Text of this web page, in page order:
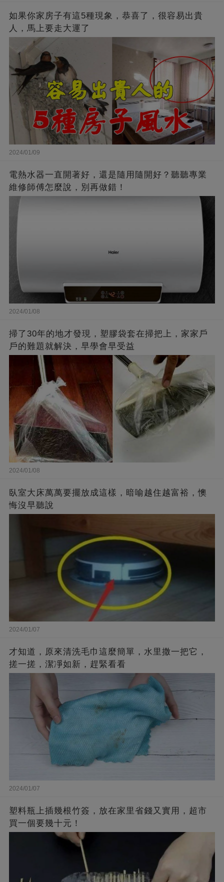
如果你家房子有這5種現象，恭喜了，很容易出貴
人，馬上要走大運了
2024/01/09
電熱水器一直開著好，還是隨用隨開好？聽聽專業
維修師傅怎麼說，別再做錯！
2024/01/08
掃了30年的地才發現，塑膠袋套在掃把上，家家戶
戶的難題就解決，早學會早受益
2024/01/08
臥室大床萬萬要擺放成這樣，暗喻越住越富裕，懊
悔沒早聽說
2024/01/07
才知道，原來清洗毛巾這麼簡單，水里撒一把它，
搓一搓，潔凈如新，趕緊看看
2024/01/07
塑料瓶上插幾根竹簽，放在家里省錢又實用，超市
買一個要幾十元！